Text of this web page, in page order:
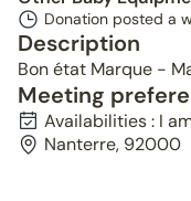
Donation posted a
Description
Bon état Marque -
Meeting
Availabilities : I
Nanterre, 92000